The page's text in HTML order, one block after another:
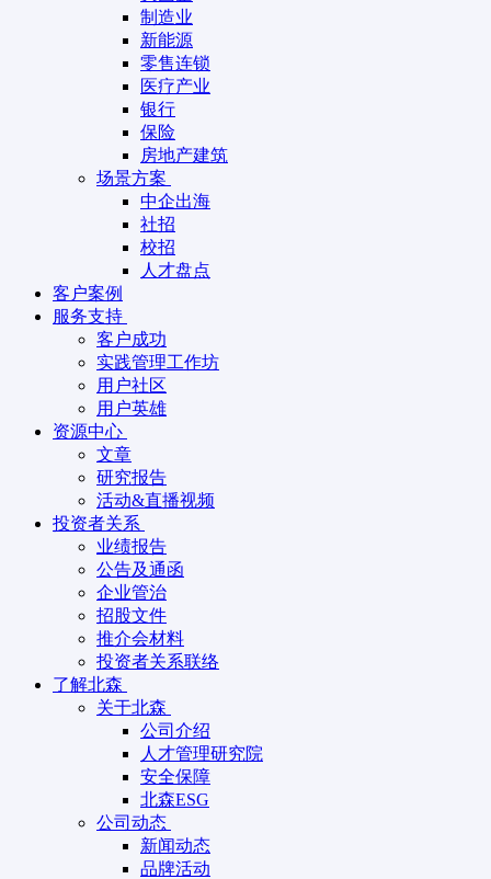
制造业
新能源
零售连锁
医疗产业
银行
保险
房地产建筑
场景方案
中企出海
社招
校招
人才盘点
客户案例
服务支持
客户成功
实践管理工作坊
用户社区
用户英雄
资源中心
文章
研究报告
活动&直播视频
投资者关系
业绩报告
公告及通函
企业管治
招股文件
推介会材料
投资者关系联络
了解北森
关于北森
公司介绍
人才管理研究院
安全保障
北森ESG
公司动态
新闻动态
品牌活动